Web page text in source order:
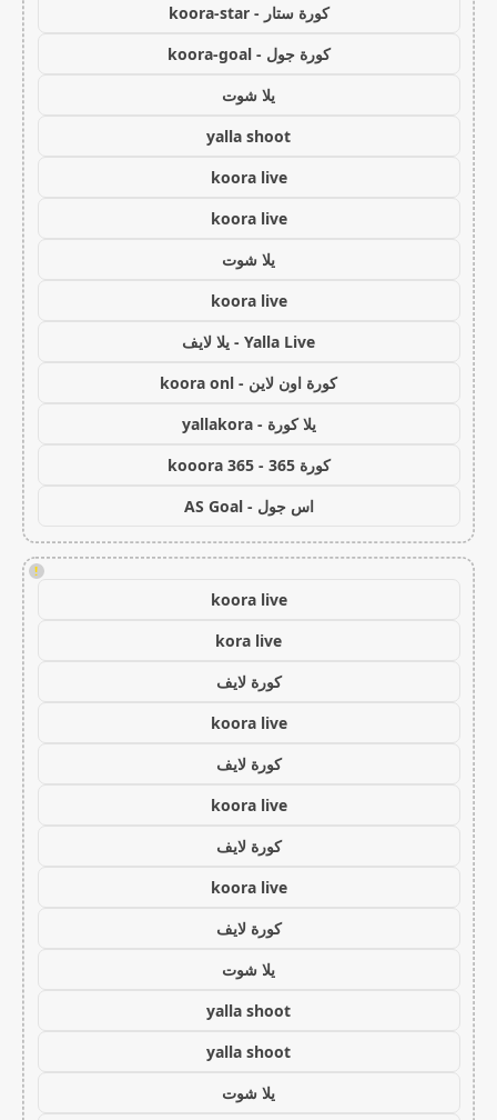
كورة ستار - koora-star
كورة جول - koora-goal
يلا شوت
yalla shoot
koora live
koora live
يلا شوت
koora live
Yalla Live - يلا لايف
كورة اون لاين - koora onl
يلا كورة - yallakora
كورة 365 - kooora 365
اس جول - AS Goal
!
koora live
kora live
كورة لايف
koora live
كورة لايف
koora live
كورة لايف
koora live
كورة لايف
يلا شوت
yalla shoot
yalla shoot
يلا شوت